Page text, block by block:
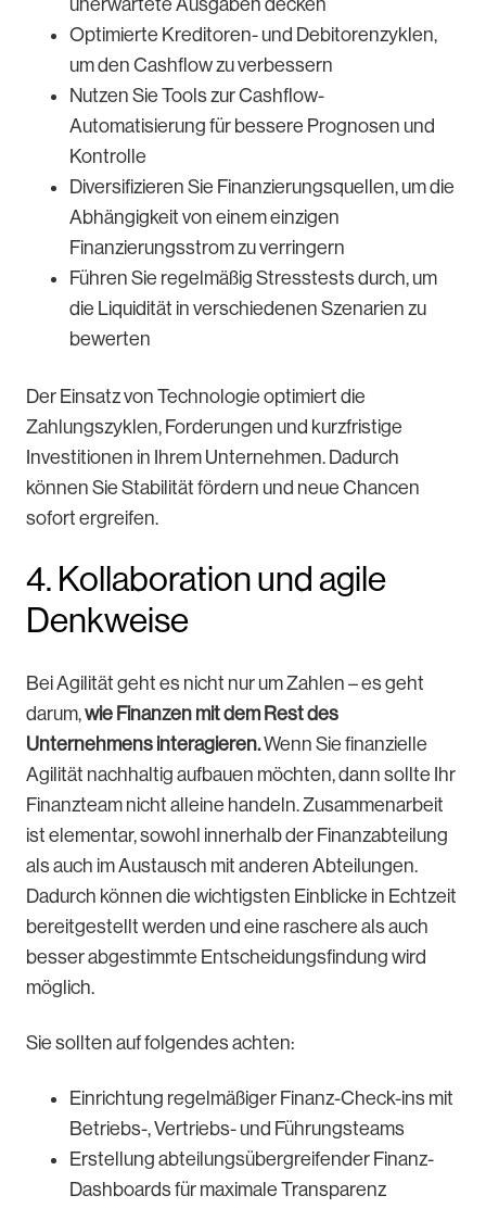
unerwartete Ausgaben decken
Optimierte Kreditoren- und Debitorenzyklen,
um den Cashflow zu verbessern
Nutzen Sie Tools zur Cashflow-
Automatisierung für bessere Prognosen und
Kontrolle
Diversifizieren Sie Finanzierungsquellen, um die
Abhängigkeit von einem einzigen
Finanzierungsstrom zu verringern
Führen Sie regelmäßig Stresstests durch, um
die Liquidität in verschiedenen Szenarien zu
bewerten
Der Einsatz von Technologie optimiert die
Zahlungszyklen, Forderungen und kurzfristige
Investitionen in Ihrem Unternehmen. Dadurch
können Sie Stabilität fördern und neue Chancen
sofort ergreifen.
4. Kollaboration und agile
Denkweise
Bei Agilität geht es nicht nur um Zahlen – es geht
darum,wie Finanzen mit dem Rest des
Unternehmens interagieren.Wenn Sie finanzielle
Agilität nachhaltig aufbauen möchten, dann sollte Ihr
Finanzteam nicht alleine handeln. Zusammenarbeit
ist elementar, sowohl innerhalb der Finanzabteilung
als auch im Austausch mit anderen Abteilungen.
Dadurch können die wichtigsten Einblicke in Echtzeit
bereitgestellt werden und eine raschere als auch
besser abgestimmte Entscheidungsfindung wird
möglich.
Sie sollten auf folgendes achten:
Einrichtung regelmäßiger Finanz-Check-ins mit
Betriebs-, Vertriebs- und Führungsteams
Erstellung abteilungsübergreifender Finanz-
Dashboards für maximale Transparenz